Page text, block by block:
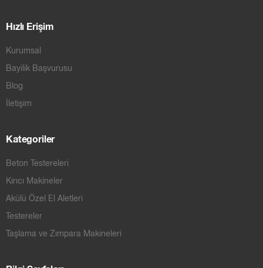
Hızlı Erişim
Kurumsal
Bayilik Başvurusu
Blog
İletişim
Kategoriler
Beton Testereleri
Kırıcı Makineler
Akülü Özel El Aletleri
Testereler
Taşlama ve Zımpara Makineleri